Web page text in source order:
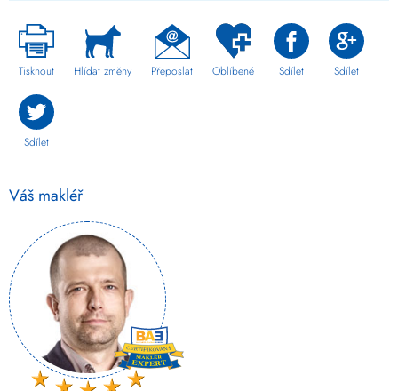
Tisknout Hlídat změny Přeposlat Oblíbené Sdílet Sdílet
Sdílet
Váš makléř